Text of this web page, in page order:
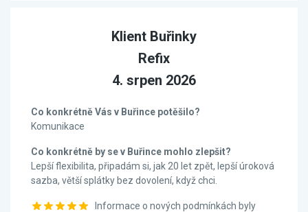
Klient Buřinky
Refix
4. srpen 2026
Co konkrétně Vás v Buřince potěšilo?
Komunikace
Co konkrétně by se v Buřince mohlo zlepšit?
Lepší flexibilita, připadám si, jak 20 let zpět, lepší úroková
sazba, větší splátky bez dovolení, když chci.
Informace o nových podmínkách byly